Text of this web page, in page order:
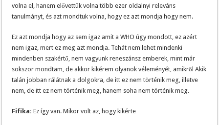
volna el, hanem elővettük volna több ezer oldalnyi releváns
tanulmányt, és azt mondtuk volna, hogy ez azt mondja hogy nem.
Ez azt mondja hogy az sem igaz amit a WHO úgy mondott, ez azért
nem igaz, mert ez meg azt mondja. Tehát nem lehet mindenki
mindenben szakértő, nem vagyunk reneszánsz emberek, mint már
sokszor mondtam, de akkor kikérem olyanok véleményét, amikről Akik
talán jobban rálátnak a dolgokra, de itt ez nem történik meg, illetve
nem, de itt ez nem történik meg, hanem soha nem történik meg.
Fifika: Ez így van. Mikor volt az, hogy kikérte